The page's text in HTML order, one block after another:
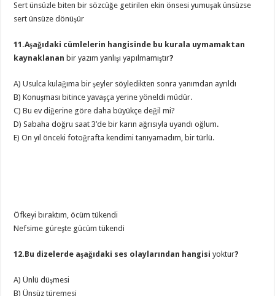
Sert ünsüzle biten bir sözcüğe getirilen ekin önsesi yumuşak ünsüzse
sert ünsüze dönüşür
11.Aşağıdaki cümlelerin hangisinde bu kurala uymamaktan
kaynaklanan bir yazım yanlışı yapılmamıştır?
A) Usulca kulağıma bir şeyler söyledikten sonra yanımdan ayrıldı
B) Konuşması bitince yavaşça yerine yöneldi müdür.
C) Bu ev diğerine göre daha büyükçe değil mi?
D) Sabaha doğru saat 3’de bir karın ağrısıyla uyandı oğlum.
E) On yıl önceki fotoğrafta kendimi tanıyamadım, bir türlü.
Öfkeyi bıraktım, öcüm tükendi
Nefsime güreşte gücüm tükendi
12.Bu dizelerde aşağıdaki ses olaylarından hangisi yoktur?
A) Ünlü düşmesi
B) Ünsüz türemesi